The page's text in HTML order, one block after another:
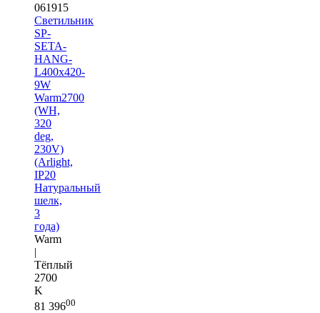
061915
Светильник
SP-
SETA-
HANG-
L400х420-
9W
Warm2700
(WH,
320
deg,
230V)
(Arlight,
IP20
Натуральный
шелк,
3
года)
Warm
|
Тёплый
2700
K
81 39600